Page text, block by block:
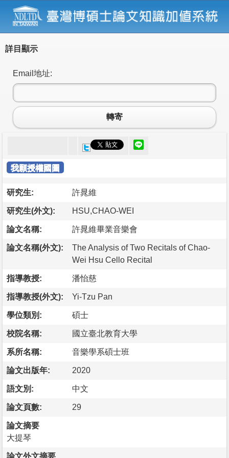
詳目顯示
Email地址:
轉寄
我願授權國圖
研究生: 許晁維
研究生(外文): HSU,CHAO-WEI
論文名稱: 許晁維畢業音樂會
論文名稱(外文):
The Analysis of Two Recitals of Chao-
Wei Hsu Cello Recital
指導教授: 潘怡慈
指導教授(外文): Yi-Tzu Pan
學位類別: 碩士
校院名稱: 國立臺北教育大學
系所名稱: 音樂學系碩士班
論文出版年: 2020
語文別: 中文
論文頁數: 29
論文摘要
大提琴
論文外文摘要